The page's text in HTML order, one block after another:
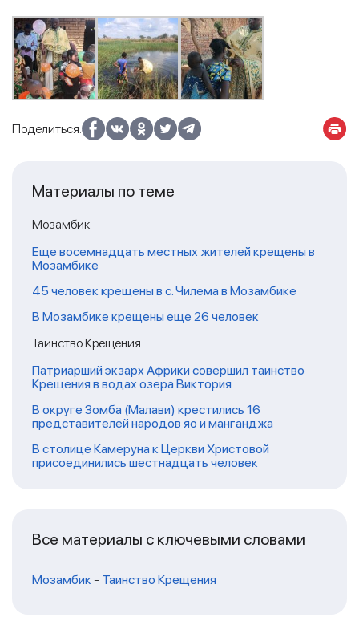
Поделиться:
Материалы по теме
Мозамбик
Еще восемнадцать местных жителей крещены в
Мозамбике
45 человек крещены в с. Чилема в Мозамбике
В Мозамбике крещены еще 26 человек
Таинство Крещения
Патриарший экзарх Африки совершил таинство
Крещения в водах озера Виктория
В округе Зомба (Малави) крестились 16
представителей народов яо и манганджа
В столице Камеруна к Церкви Христовой
присоединились шестнадцать человек
Все материалы с ключевыми словами
Мозамбик - Таинство Крещения